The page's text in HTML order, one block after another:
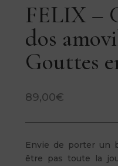
FELIX –
dos
Gouttes
89,00€
Envie de porter un
être pas toute la